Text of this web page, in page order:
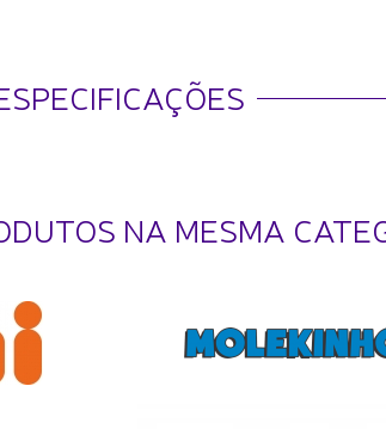
NA MESMA